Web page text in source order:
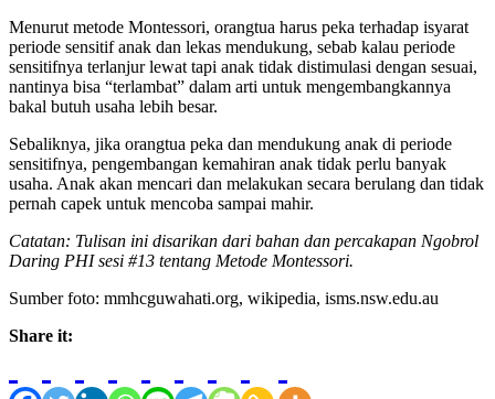
Menurut metode Montessori, orangtua harus peka terhadap isyarat
periode sensitif anak dan lekas mendukung, sebab kalau periode
sensitifnya terlanjur lewat tapi anak tidak distimulasi dengan sesuai,
nantinya bisa “terlambat” dalam arti untuk mengembangkannya
bakal butuh usaha lebih besar.
Sebaliknya, jika orangtua peka dan mendukung anak di periode
sensitifnya, pengembangan kemahiran anak tidak perlu banyak
usaha. Anak akan mencari dan melakukan secara berulang dan tidak
pernah capek untuk mencoba sampai mahir.
Catatan: Tulisan ini disarikan dari bahan dan percakapan Ngobrol
Daring PHI sesi #13 tentang Metode Montessori.
Sumber foto: mmhcguwahati.org, wikipedia, isms.nsw.edu.au
Share it: